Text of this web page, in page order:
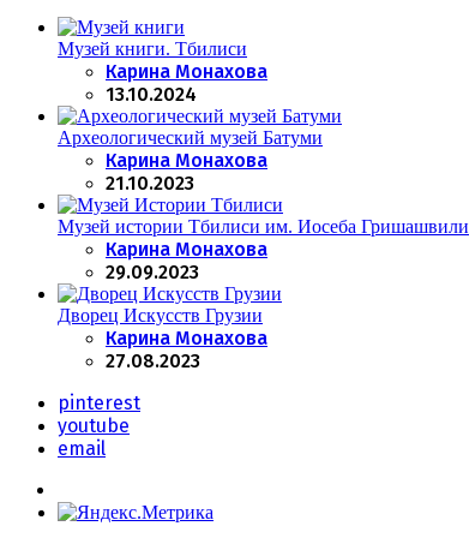
Музей книги. Тбилиси
Posted
Карина Монахова
13.10.2024
Археологический музей Батуми
Posted
Карина Монахова
21.10.2023
Музей истории Тбилиси им. Иосеба Гришашвили
Posted
Карина Монахова
29.09.2023
Дворец Искусств Грузии
Posted
Карина Монахова
27.08.2023
pinterest
youtube
email